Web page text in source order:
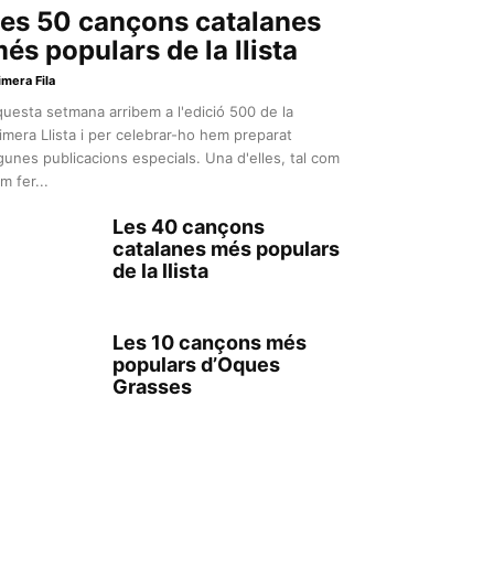
50 cançons catalanes
populars de la llista
Fila
setmana arribem a l'edició 500 de la
Llista i per celebrar-ho hem preparat
publicacions especials. Una d'elles, tal com
fer...
Les 40 cançons
catalanes més populars
de la llista
Les 10 cançons més
populars d’Oques
Grasses